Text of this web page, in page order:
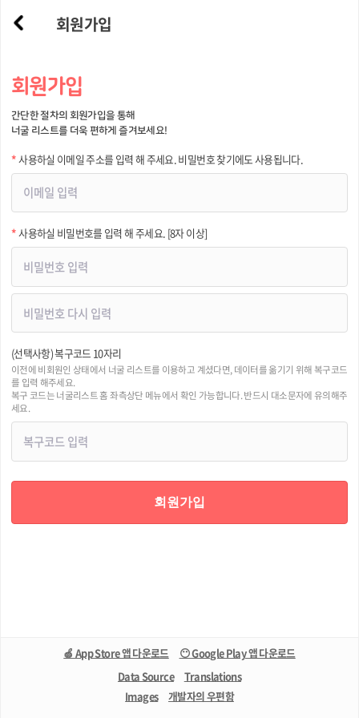
회원가입
회원가입
간단한 절차의 회원가입을 통해
너굴 리스트를 더욱 편하게 즐겨보세요!
* 사용하실 이메일 주소를 입력 해 주세요. 비밀번호 찾기에도 사용됩니다.
* 사용하실 비밀번호를 입력 해 주세요. [8자 이상]
(선택사항) 복구코드 10자리
이전에 비회원인 상태에서 너굴 리스트를 이용하고 계셨다면, 데이터를 옮기기 위해 복구코드
를 입력 해주세요.
복구 코드는 너굴리스트 홈 좌측상단 메뉴에서 확인 가능합니다. 반드시 대소문자에 유의해주
세요.
회원가입
🍏 App Store 앱 다운로드
😶 Google Play 앱 다운로드
Data Source
Translations
Images
개발자의 우편함